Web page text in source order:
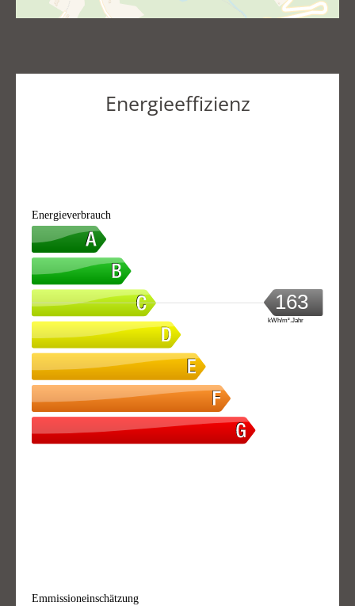
Energieeffizienz
Energieverbrauch
163
kWh/m².Jahr
Emmissioneinschätzung